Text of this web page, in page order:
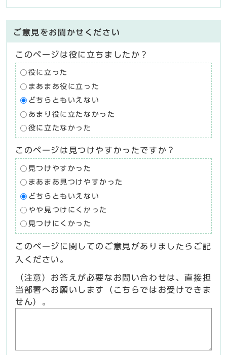
ご意見をお聞かせください
このページは役に立ちましたか？
役に立った
まあまあ役に立った
どちらともいえない
あまり役に立たなかった
役に立たなかった
このページは見つけやすかったですか？
見つけやすかった
まあまあ見つけやすかった
どちらともいえない
やや見つけにくかった
見つけにくかった
このページに関してのご意見がありましたらご記
入ください。
（注意）お答えが必要なお問い合わせは、直接担
当部署へお願いします（こちらではお受けできま
せん）。